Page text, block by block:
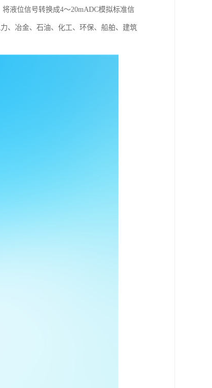
液位信号转换成4～20mADC模拟标准信
、冶金、石油、化工、环保、船舶、建筑